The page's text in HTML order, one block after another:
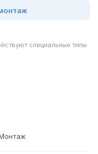
специальные типы